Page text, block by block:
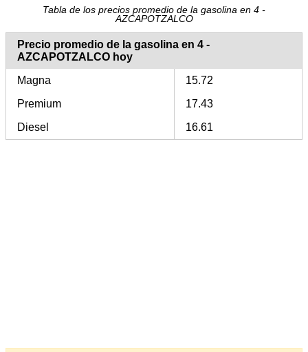
Tabla de los precios promedio de la gasolina en 4 -
AZCAPOTZALCO
Precio promedio de la gasolina en 4 -
AZCAPOTZALCO hoy
Magna
15.72
Premium
17.43
Diesel
16.61